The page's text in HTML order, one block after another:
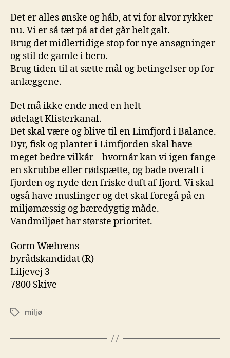
Det er alles ønske og håb, at vi for alvor rykker
nu. Vi er så tæt på at det går helt galt.
Brug det midlertidige stop for nye ansøgninger
og stil de gamle i bero.
Brug tiden til at sætte mål og betingelser op for
anlæggene.
Det må ikke ende med en helt
ødelagt Klisterkanal.
Det skal være og blive til en Limfjord i Balance.
Dyr, fisk og planter i Limfjorden skal have
meget bedre vilkår – hvornår kan vi igen fange
en skrubbe eller rødspætte, og bade overalt i
fjorden og nyde den friske duft af fjord. Vi skal
også have muslinger og det skal foregå på en
miljømæssig og bæredygtig måde.
Vandmiljøet har største prioritet.
Gorm Wæhrens
byrådskandidat (R)
Liljevej 3
7800 Skive
Tagsmiljø